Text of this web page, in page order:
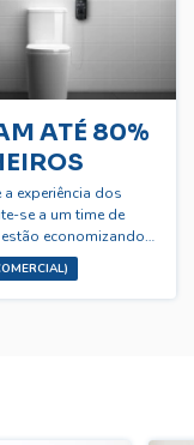
ATÉ 80%
experiência dos
se a um time de
economizando